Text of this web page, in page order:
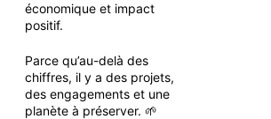
économique et impact
positif.
Parce qu’au-delà des
chiffres, il y a des projets,
des engagements et une
planète à préserver. 🌱